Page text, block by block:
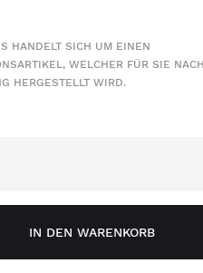
HANDELT SICH UM EINEN
WELCHER FÜR SIE
HERGESTELLT WIRD.
IN DEN WARENKORB